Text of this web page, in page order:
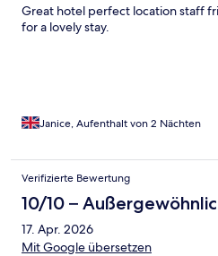
Great hotel perfect location staff
for a lovely stay.
Janice, Aufenthalt von 2 Nächten
Verifizierte Bewertung
10/10 –
17. Apr. 2026
Mit Google übersetzen